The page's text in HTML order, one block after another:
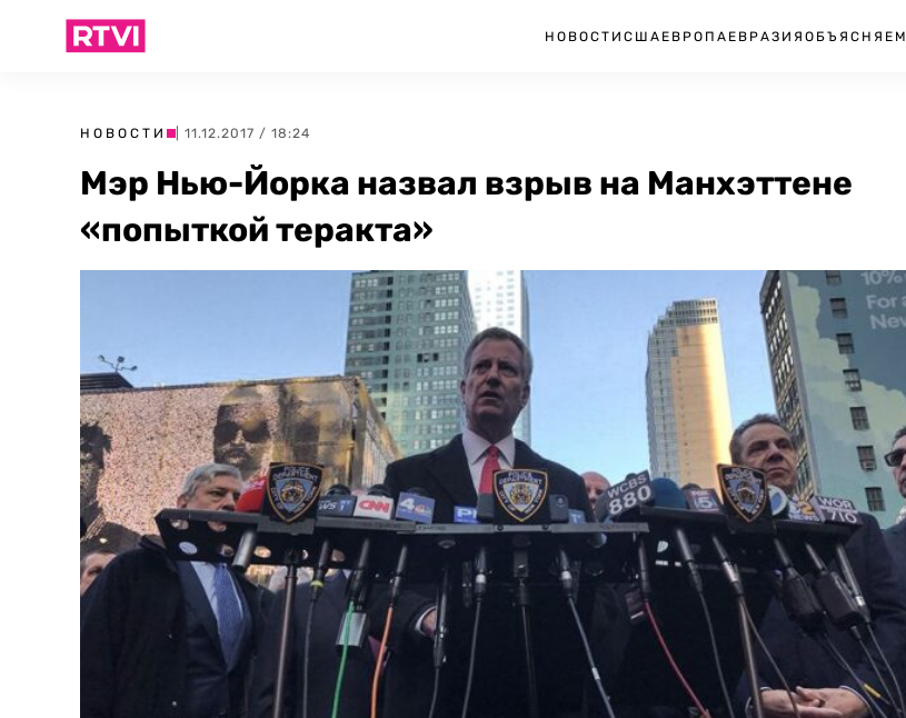
НОВОСТИ США ЕВРОПА ЕВРАЗИЯ ОБЪЯСНЯЕМ
НОВОСТИ | 11.12.2017 / 18:24
Мэр Нью-Йорка назвал взрыв на Манхэттене
«попыткой теракта»